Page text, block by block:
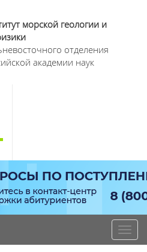
морской геологии и
отделения
академии наук